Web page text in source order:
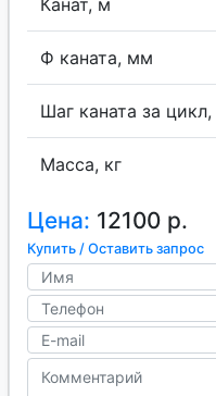
Канат, м
Ф каната, мм
Шаг каната за
Масса, кг
Цена: 12100 р.
Купить / Оставить запрос